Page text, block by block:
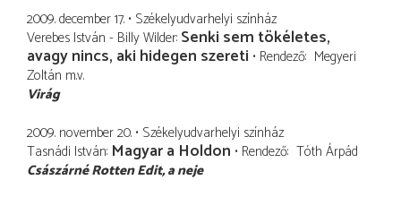
2009. december 17. Székelyudvarhelyi színház
Verebes István - Billy Wilder Senki sem tökéletes,
avagy nincs, aki hidegen szereti Rendező Megyeri
Zoltán m.v.
Virág
2009. november 20. Székelyudvarhelyi színház
Tasnádi István Magyar a Holdon Rendező Tóth Árpád
Császárné Rotten Edit a neje